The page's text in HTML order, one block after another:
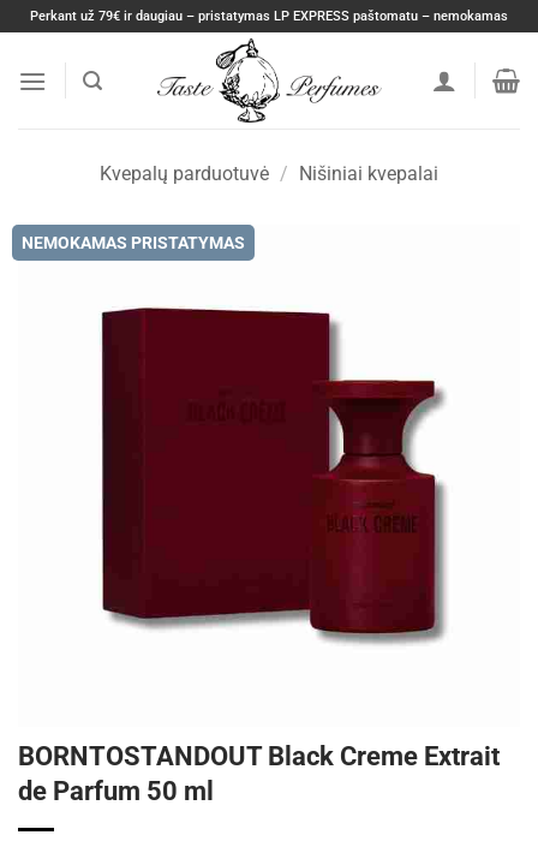
Skip
content
Perkant už 79€ ir daugiau – pristatymas LP EXPRESS paštomatu – nemokamas
Kvepalų parduotuvė / Nišiniai kvepalai
NEMOKAMAS PRISTATYMAS
BORNTOSTANDOUT Black Creme Extrait
de Parfum 50 ml